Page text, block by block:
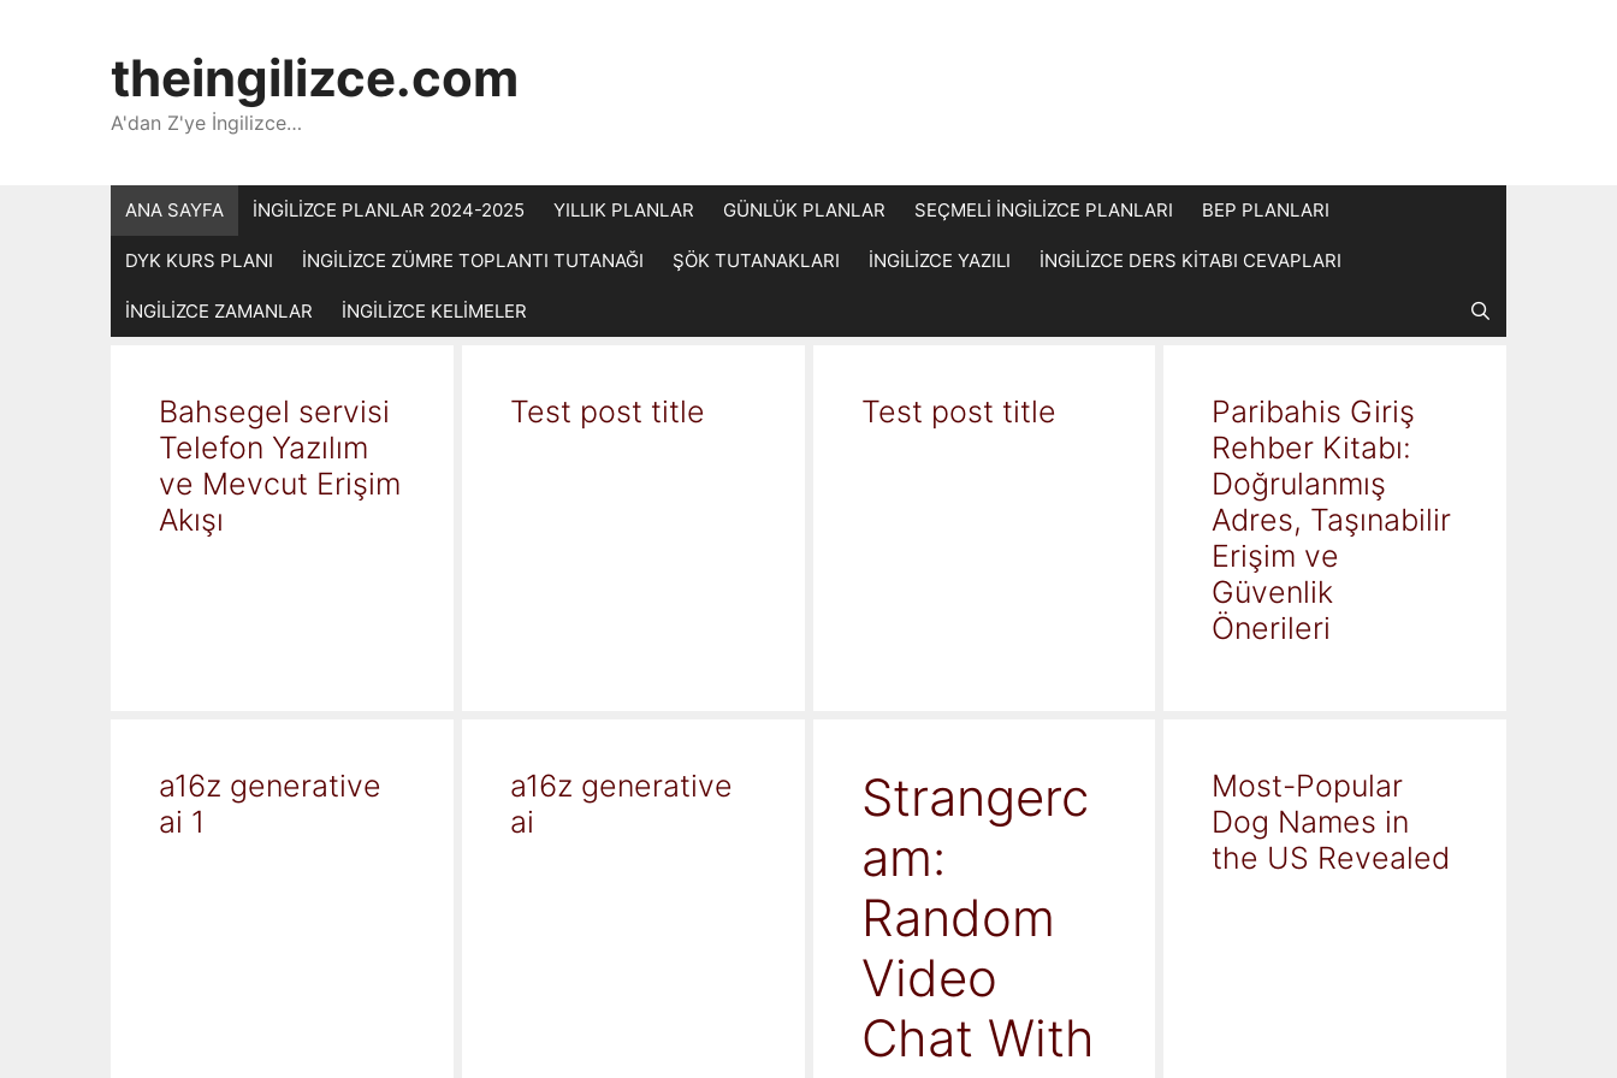
theingilizce.com
A'dan Z'ye İngilizce…
ANA SAYFA İNGİLİZCE PLANLAR 2024-2025 YILLIK PLANLAR GÜNLÜK PLANLAR SEÇMELİ İNGİLİZCE PLANLARI BEP PLANLARI
DYK KURS PLANI İNGİLİZCE ZÜMRE TOPLANTI TUTANAĞI ŞÖK TUTANAKLARI İNGİLİZCE YAZILI İNGİLİZCE DERS KİTABI CEVAPLARI
İNGİLİZCE ZAMANLAR İNGİLİZCE KELİMELER
Bahsegel servisi
Telefon Yazılım
ve Mevcut Erişim
Akışı
Test post title Test post title
Paribahis Giriş
Rehber Kitabı:
Doğrulanmış
Adres, Taşınabilir
Erişim ve
Güvenlik
Önerileri
a16z generative
ai 1
a16z generative
ai
Strangerc
am:
Random
Video
Chat With
Most-Popular
Dog Names in
the US Revealed